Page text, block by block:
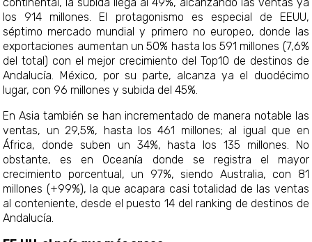
los 914 millones. El protagonismo es especial de EEUU,
séptimo mercado mundial y primero no europeo, donde las
exportaciones aumentan un 50% hasta los 591 millones (7,6%
del total) con el mejor crecimiento del Top10 de destinos de
Andalucía. México, por su parte, alcanza ya el duodécimo
lugar, con 96 millones y subida del 45%.
En Asia también se han incrementado de manera notable las
ventas, un 29,5%, hasta los 461 millones; al igual que en
África, donde suben un 34%, hasta los 135 millones. No
obstante, es en Oceanía donde se registra el mayor
crecimiento porcentual, un 97%, siendo Australia, con 81
millones (+99%), la que acapara casi totalidad de las ventas
al conteniente, desde el puesto 14 del ranking de destinos de
Andalucía.